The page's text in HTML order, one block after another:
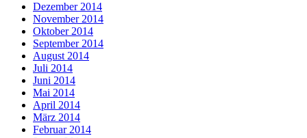
Dezember 2014
November 2014
Oktober 2014
September 2014
August 2014
Juli 2014
Juni 2014
Mai 2014
April 2014
März 2014
Februar 2014